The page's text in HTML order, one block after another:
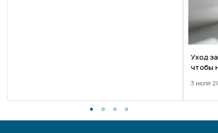
Уход
чтобы
3 июля